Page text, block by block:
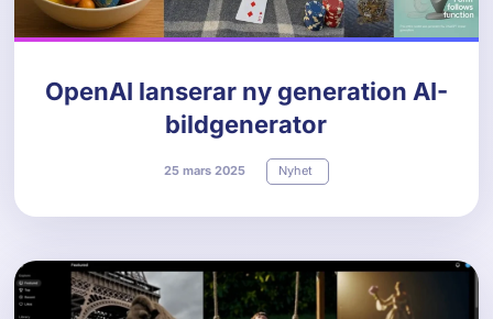
OpenAI lanserar ny generation AI-
bildgenerator
25 mars 2025 Nyhet